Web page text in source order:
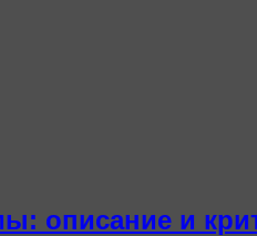
описание и